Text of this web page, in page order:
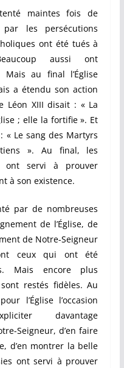
maintes fois de
par les persécutions
ont été tués à
aussi ont
Mais au final l’Église
a étendu son action
Léon XIII disait : « La
; elle la fortifie ». Et
« Le sang des Martyrs
». Au final, les
ont servi à prouver
à son existence.
par de nombreuses
de l’Église, de
de Notre-Seigneur
ceux qui ont été
Mais encore plus
restés fidèles. Au
l’Église l’occasion
davantage
Seigneur, d’en faire
d’en montrer la belle
ont servi à prouver